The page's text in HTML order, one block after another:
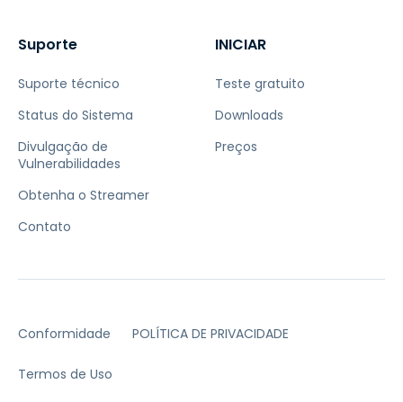
Suporte
Suporte técnico
Status do Sistema
Divulgação de
Vulnerabilidades
Obtenha o Streamer
Contato
INICIAR
Teste gratuito
Downloads
Preços
Conformidade POLÍTICA DE PRIVACIDADE
Termos de Uso